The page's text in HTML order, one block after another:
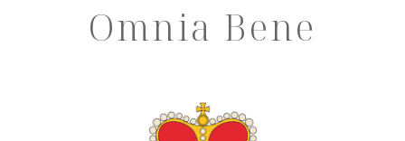
Omnia Bene